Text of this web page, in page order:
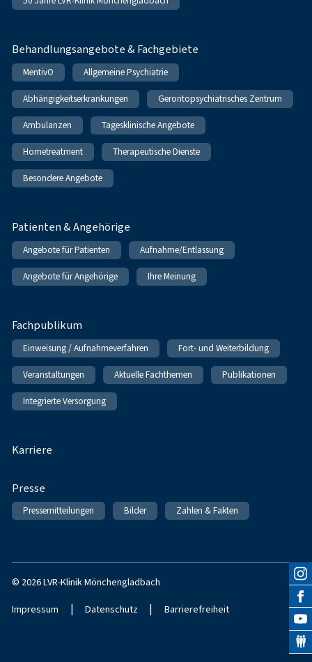
Behandlungsangebote & Fachgebiete
MentivO Allgemeine Psychiatrie
Abhängigkeitserkrankungen Gerontopsychiatrisches Zentrum
Ambulanzen Tagesklinische Angebote
Hometreatment Therapeutische Dienste
Besondere Angebote
Patienten & Angehörige
Angebote für Patienten Aufnahme/Entlassung
Angebote für Angehörige Ihre Meinung
Fachpublikum
Einweisung / Aufnahmeverfahren Fort- und Weiterbildung
Veranstaltungen Aktuelle Fachthemen Publikationen
Integrierte Versorgung
Karriere
Presse
Pressemitteilungen Bilder Zahlen & Fakten
© 2026 LVR-Klinik Mönchengladbach
Impressum | Datenschutz | Barrierefreiheit